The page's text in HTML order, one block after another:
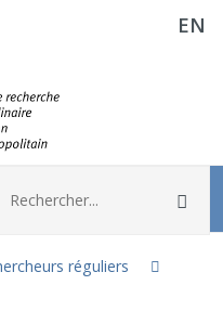
EN
réguliers